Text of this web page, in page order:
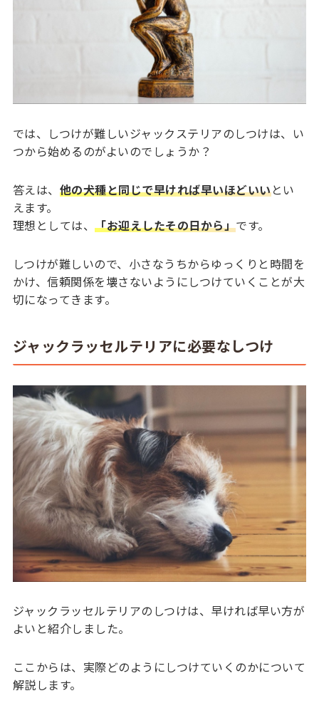
では、しつけが難しいジャックステリアのしつけは、い
つから始めるのがよいのでしょうか？
答えは、 他の犬種と同じで早ければ早いほどいいとい
えます。
理想としては、「お迎えしたその日から」です。
しつけが難しいので、小さなうちからゆっくりと時間を
かけ、信頼関係を壊さないようにしつけていくことが大
切になってきます。
ジャックラッセルテリアに必要なしつけ
ジャックラッセルテリアのしつけは、早ければ早い方が
よいと紹介しました。
ここからは、実際どのようにしつけていくのかについて
解説します。